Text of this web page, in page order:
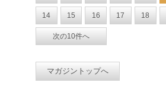
14 15 16 17 18
次の10件へ
マガジントップへ